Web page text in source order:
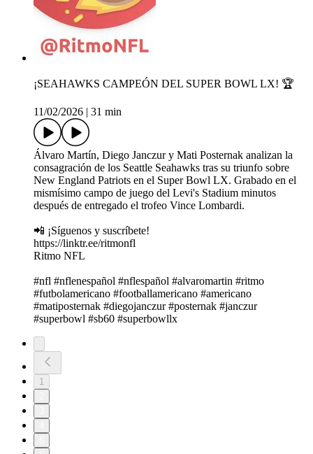
¡SEAHAWKS CAMPEÓN DEL SUPER BOWL LX! 🏆
11/02/2026 31 min
Álvaro Martín, Diego Janczur y Mati Posternak analizan la
consagración de los Seattle Seahawks tras su triunfo sobre
New England Patriots en el Super Bowl LX. Grabado en el
mismísimo campo de juego del Levi's Stadium minutos
después de entregado el trofeo Vince Lombardi.
📲 ¡Síguenos y suscríbete!
https://linktr.ee/ritmonfl
Ritmo NFL
#nfl #nflenespañol #nflespañol #alvaromartin #ritmo
#futbolamericano #footballamericano #americano
#matiposternak #diegojanczur #posternak #janczur
#superbowl #sb60 #superbowllx
1